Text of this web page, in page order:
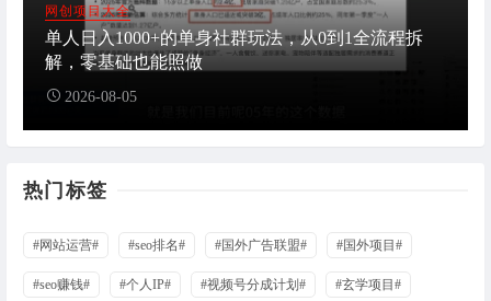
网创项目大全
单人日入1000+的单身社群玩法，从0到1全流程拆
解，零基础也能照做
2026-08-05
热门标签
#网站运营# #seo排名# #国外广告联盟# #国外项目#
#seo赚钱# #个人IP# #视频号分成计划# #玄学项目#